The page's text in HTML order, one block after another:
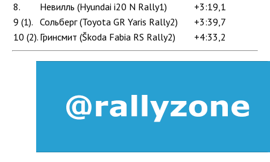
8.
Невилль (Hyundai i20 N Rally1)
+3:19,1
9 (1). Сольберг (Toyota GR Yaris Rally2)
+3:39,7
10 (2). Гринсмит (Škoda Fabia RS Rally2) +4:33,2